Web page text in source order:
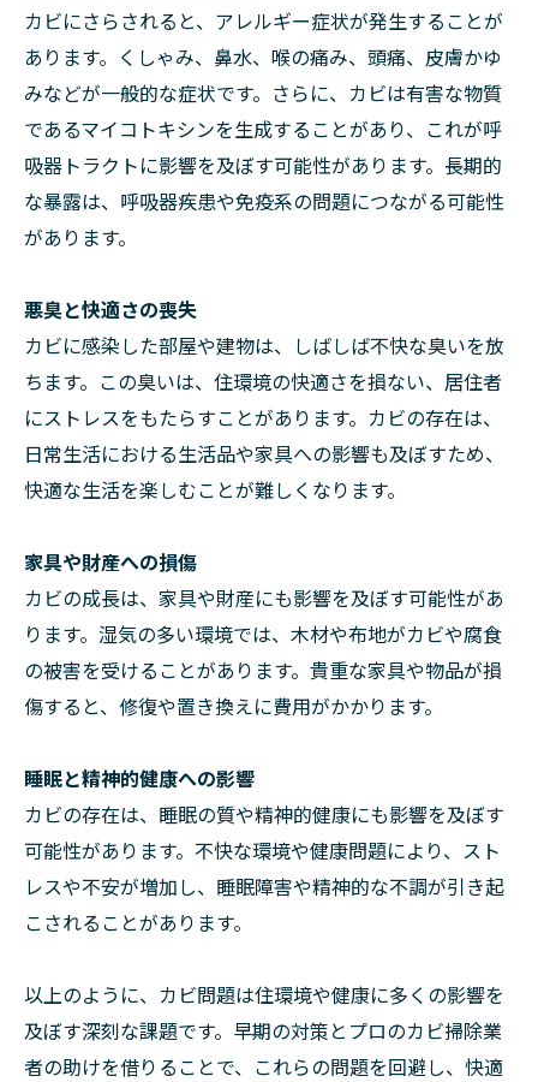
カビにさらされると、アレルギー症状が発生することが
あります。くしゃみ、鼻水、喉の痛み、頭痛、皮膚かゆ
みなどが一般的な症状です。さらに、カビは有害な物質
であるマイコトキシンを生成することがあり、これが呼
吸器トラクトに影響を及ぼす可能性があります。長期的
な暴露は、呼吸器疾患や免疫系の問題につながる可能性
があります。
悪臭と快適さの喪失
カビに感染した部屋や建物は、しばしば不快な臭いを放
ちます。この臭いは、住環境の快適さを損ない、居住者
にストレスをもたらすことがあります。カビの存在は、
日常生活における生活品や家具への影響も及ぼすため、
快適な生活を楽しむことが難しくなります。
家具や財産への損傷
カビの成長は、家具や財産にも影響を及ぼす可能性があ
ります。湿気の多い環境では、木材や布地がカビや腐食
の被害を受けることがあります。貴重な家具や物品が損
傷すると、修復や置き換えに費用がかかります。
睡眠と精神的健康への影響
カビの存在は、睡眠の質や精神的健康にも影響を及ぼす
可能性があります。不快な環境や健康問題により、スト
レスや不安が増加し、睡眠障害や精神的な不調が引き起
こされることがあります。
以上のように、カビ問題は住環境や健康に多くの影響を
及ぼす深刻な課題です。早期の対策とプロのカビ掃除業
者の助けを借りることで、これらの問題を回避し、快適